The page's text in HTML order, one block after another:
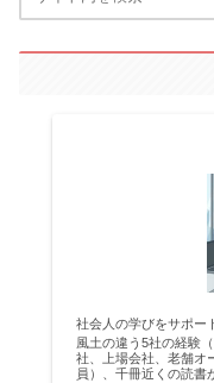
社会人の学びをサポー
風土の違う5社の経験
社、上場会社、老舗オ
員）、千冊近くの読書